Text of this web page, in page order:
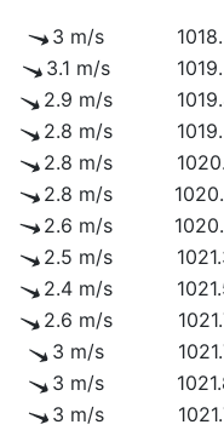
3 m/s
3.1 m/s
2.9 m/s
2.8 m/s
2.8 m/s
2.8 m/s
2.6 m/s
2.5 m/s
2.4 m/s
2.6 m/s
3 m/s
3 m/s
3 m/s